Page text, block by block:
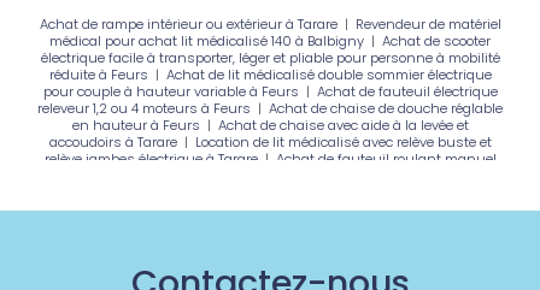
Achat de rampe intérieur ou extérieur à Tarare| Revendeur de matériel
médical pour achat lit médicalisé 140 à Balbigny | Achat de scooter
électrique facile à transporter, léger et pliable pour personne à mobilité
réduite à Feurs | Achat de lit médicalisé double sommier électrique
pour couple à hauteur variable à Feurs | Achat de fauteuil électrique
releveur 1,2 ou 4 moteurs à Feurs | Achat de chaise de douche réglable
en hauteur à Feurs | Achat de chaise avec aide à la levée et
accoudoirs à Tarare| Location de lit médicalisé avec relève buste et
relève jambes électrique à Tarare| Achat de fauteuil roulant manuel
et potence à ROANNE|Achat de fauteuil électrique confort releveur 1 , 2
médicalisé électrique simple ou double sommier en 90,120,140,160 et